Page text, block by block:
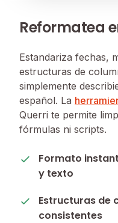
Reformatea
Estandariza fechas,
estructuras de
simplemente
español. La
Querri te permite
fórmulas ni scripts.
Formato
y texto
Estructuras de
consistentes